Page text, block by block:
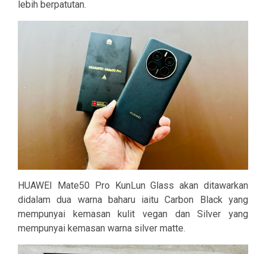
lebih berpatutan.
HUAWEI Mate50 Pro KunLun Glass akan ditawarkan
didalam dua warna baharu iaitu Carbon Black yang
mempunyai kemasan kulit vegan dan Silver yang
mempunyai kemasan warna silver matte.